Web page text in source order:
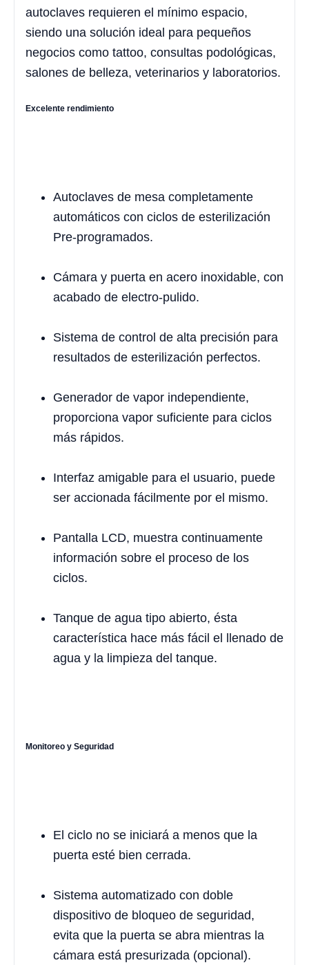
autoclaves requieren el mínimo espacio,
siendo una solución ideal para pequeños
negocios como tattoo, consultas podológicas,
salones de belleza, veterinarios y laboratorios.
Excelente rendimiento
Autoclaves de mesa completamente
automáticos con ciclos de esterilización
Pre-programados.
Cámara y puerta en acero inoxidable, con
acabado de electro-pulido.
Sistema de control de alta precisión para
resultados de esterilización perfectos.
Generador de vapor independiente,
proporciona vapor suficiente para ciclos
más rápidos.
Interfaz amigable para el usuario, puede
ser accionada fácilmente por el mismo.
Pantalla LCD, muestra continuamente
información sobre el proceso de los
ciclos.
Tanque de agua tipo abierto, ésta
característica hace más fácil el llenado de
agua y la limpieza del tanque.
Monitoreo y Seguridad
El ciclo no se iniciará a menos que la
puerta esté bien cerrada.
Sistema automatizado con doble
dispositivo de bloqueo de seguridad,
evita que la puerta se abra mientras la
cámara está presurizada (opcional).